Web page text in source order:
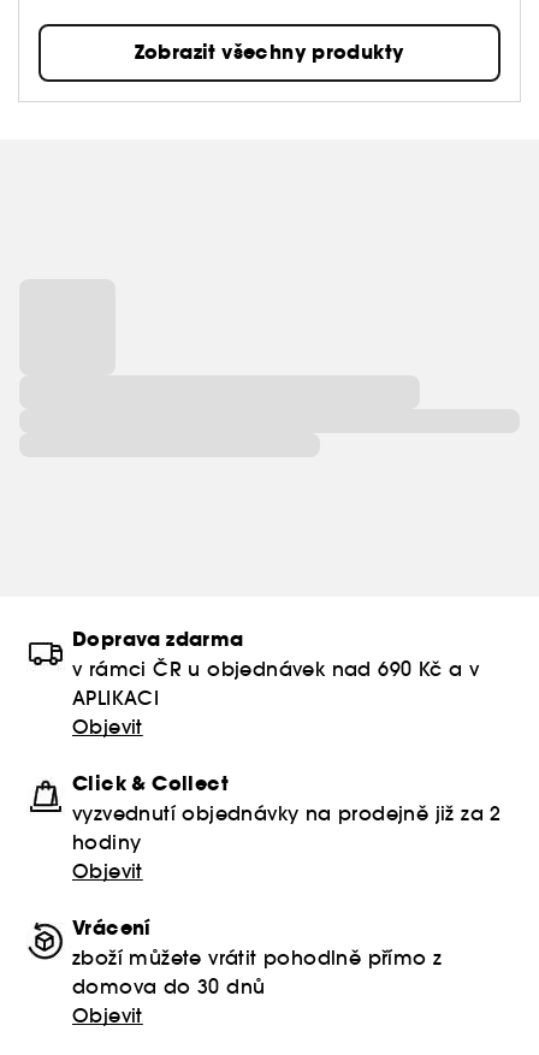
komplexu Life Plankton™, který je obsažen ve všech
produktech značky Biotherm.
Tato unikátní ingredience přináší pleti neuvěřitelné
regenerační účinky. Díky tomu může značka
Zobrazit všechny produkty
Doprava zdarma
v rámci ČR u objednávek nad 690 Kč a v
APLIKACI
Objevit
Click & Collect
vyzvednutí objednávky na prodejně již za 2
hodiny
Objevit
Vrácení
zboží můžete vrátit pohodlně přímo z
domova do 30 dnů
Objevit